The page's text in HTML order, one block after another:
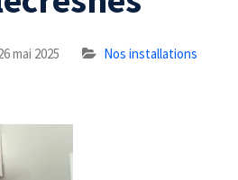
mai 2025
Nos installations